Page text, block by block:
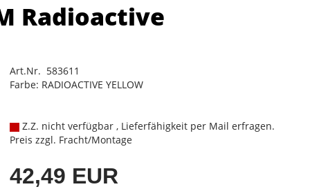
Radioactive
Art.Nr. 583611
Farbe: RADIOACTIVE YELLOW
Z.Z. nicht verfügbar , Lieferfähigkeit per Mail erfragen.
Preis zzgl. Fracht/Montage
42,49 EUR